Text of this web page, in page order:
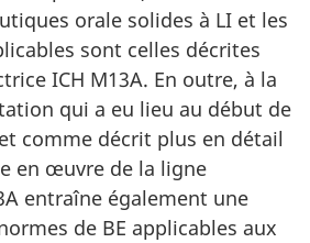
orale solides à LI et les
sont celles décrites
ICH M13A. En outre, à la
qui a eu lieu au début de
comme décrit plus en détail
en œuvre de la ligne
entraîne également une
de BE applicables aux